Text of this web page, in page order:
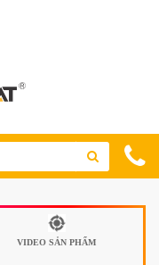
VIDEO SẢN PHẨM